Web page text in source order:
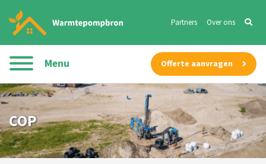
Partners Over ons
Menu Offerte aanvragen
COP